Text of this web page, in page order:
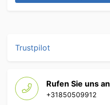
Trustpilot
Rufen Sie uns an
+31850509912